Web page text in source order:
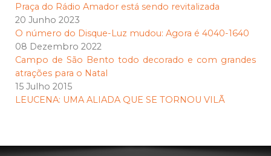
Praça do Rádio Amador está sendo revitalizada
20 Junho 2023
O número do Disque-Luz mudou: Agora é 4040-1640
08 Dezembro 2022
Campo de São Bento todo decorado e com grandes
atrações para o Natal
15 Julho 2015
LEUCENA: UMA ALIADA QUE SE TORNOU VILÃ